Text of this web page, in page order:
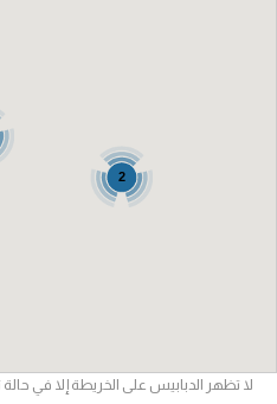
2
لا تظهر الدبابيس على الخريطة إلا في